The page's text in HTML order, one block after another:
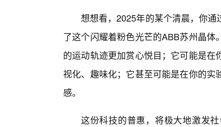
想想看，2025年的某个清晨，你
了这个闪耀着粉色光芒的ABB苏州晶
的运动轨迹更加赏心悦目；它可能是
视化、趣味化；它甚至可能是在你的
感。
这份科技的普惠，将极大地激发